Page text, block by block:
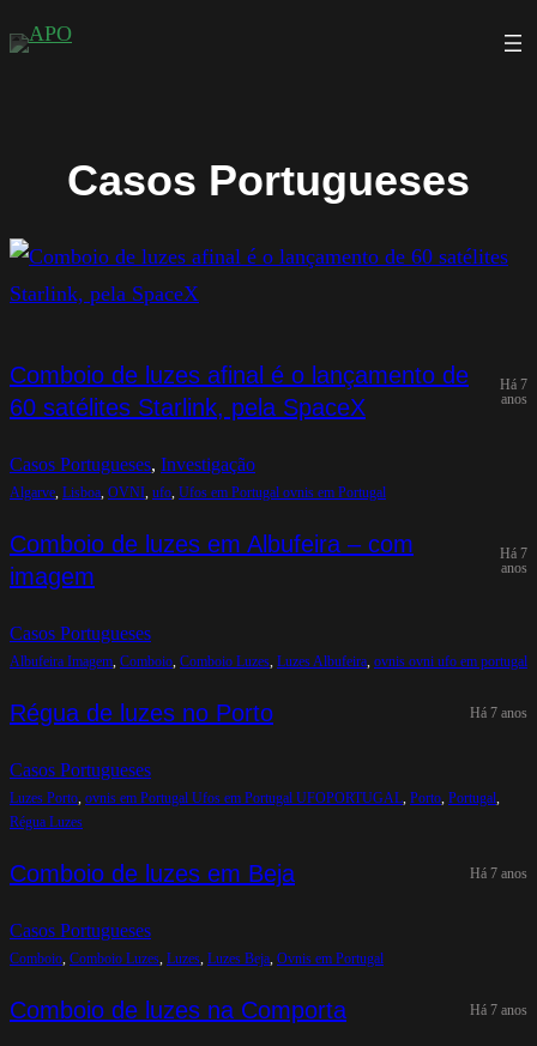
Saltar
Casos Portugueses
Comboio de luzes afinal é o lançamento de
60 satélites Starlink, pela SpaceX
Há 7
anos
Casos Portugueses, Investigação
Algarve Lisboa OVNI ufo Ufos em Portugal ovnis em Portugal
Comboio de luzes em Albufeira – com
imagem
Há 7
anos
Casos Portugueses
Albufeira Imagem Comboio Comboio Luzes Luzes Albufeira ovnis ovni ufo em portugal
Régua de luzes no Porto Há 7 anos
Casos Portugueses
Luzes Porto ovnis em Portugal Ufos em Portugal UFOPORTUGAL Porto Portugal
Régua Luzes
Comboio de luzes em Beja Há 7 anos
Casos Portugueses
Comboio Comboio Luzes Luzes Luzes Beja Ovnis em Portugal
Comboio de luzes na Comporta Há 7 anos